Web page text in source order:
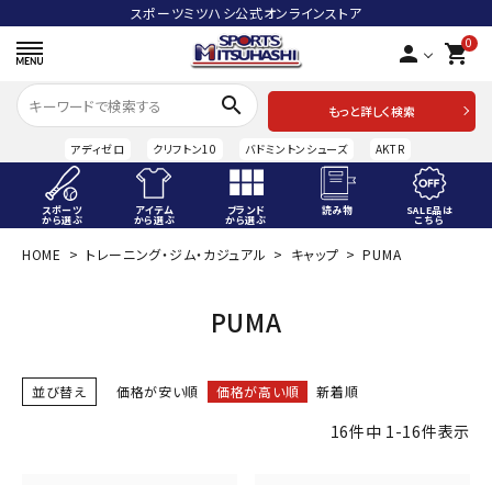
スポーツミツハシ公式オンラインストア
person 0
shopping_cart
search
もっと詳しく検索
アディゼロ クリフトン10 バドミントンシューズ AKTR
スポーツ
から選ぶ
アイテム
から選ぶ
ブランド
から選ぶ
読み物 SALE品は
こちら
ACCOUNT MENU
スポーツから選ぶ
HOME トレーニング・ジム・カジュアル キャップ PUMA
PUMA
並び替え 価格が安い順 価格が高い順 新着順
16件中 1-16件表示